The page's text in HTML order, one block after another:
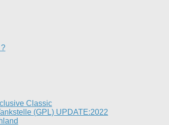
Classic
(GPL) UPDATE:2022